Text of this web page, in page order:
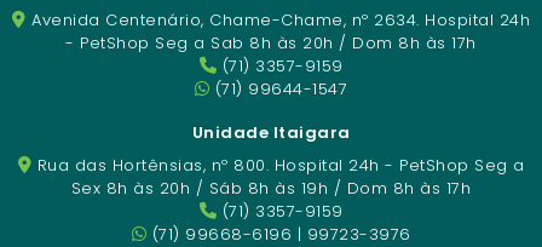
Avenida Centenário, Chame-Chame, nº 2634. Hospital 24h
- PetShop Seg a Sab 8h às 20h / Dom 8h às 17h
(71) 3357-9159
(71) 99644-1547
Unidade Itaigara
Rua das Hortênsias, nº 800. Hospital 24h - PetShop Seg a
Sex 8h às 20h / Sáb 8h às 19h / Dom 8h às 17h
(71) 3357-9159
(71) 99668-6196 | 99723-3976